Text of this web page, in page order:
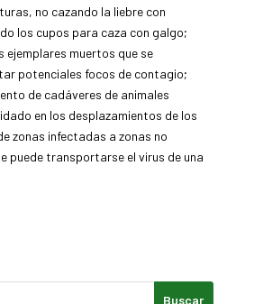
no cazando la liebre con
los cupos para caza con galgo;
ejemplares muertos que se
potenciales focos de contagio;
de cadáveres de animales
en los desplazamientos de los
zonas infectadas a zonas no
puede transportarse el virus de una